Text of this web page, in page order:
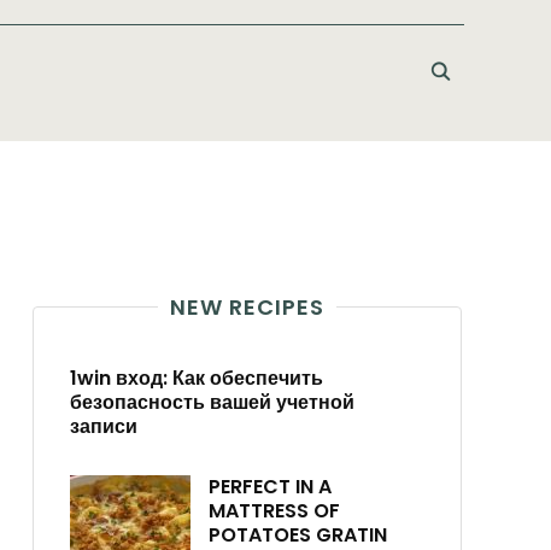
NEW RECIPES
1win вход: Как обеспечить
безопасность вашей учетной
записи
PERFECT IN A
MATTRESS OF
POTATOES GRATIN